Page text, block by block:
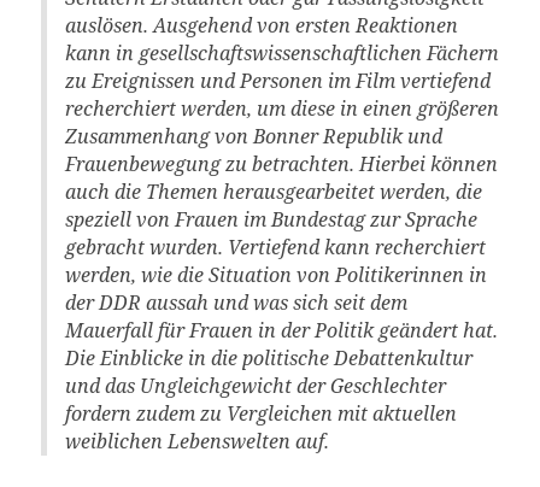
auslösen. Ausgehend von ersten Reaktionen
kann in gesellschaftswissenschaftlichen Fächern
zu Ereignissen und Personen im Film vertiefend
recherchiert werden, umdiese in einen größeren
Zusammenhang von Bonner Republik und
Frauenbewegung zu betrachten. Hierbei können
auch die Themen herausgearbeitet werden, die
speziell von Frauen im Bundestag zur Sprache
gebracht wurden. Vertiefend kann recherchiert
werden, wiedieSituation von Politikerinnen in
der DDR aussah und was sich seit dem
Mauerfall für Frauen in der Politik geändert hat.
DieEinblicke in diepolitische Debattenkultur
und das Ungleichgewicht der Geschlechter
fordern zudem zu Vergleichen mit aktuellen
weiblichen Lebenswelten auf.